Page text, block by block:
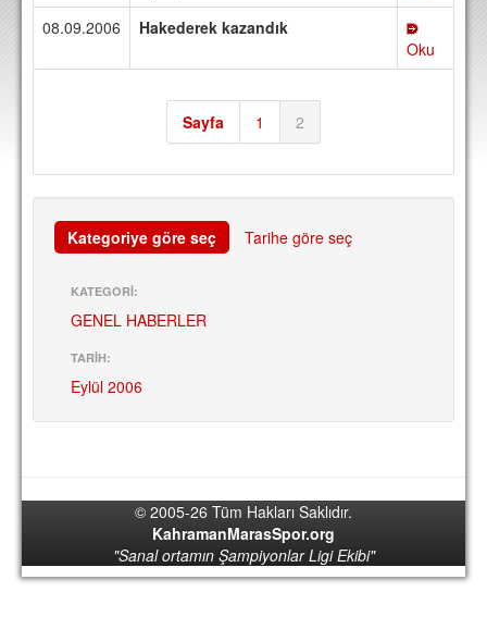
TRANSFERLER
TARAFTAR
LİSANSLI ÜRÜNLER
MULTİMEDYA
MARŞ & TEZAHÜRATLAR
KULÜP
AMBLEM
PERSONEL
SPONSORLAR
Sayfa 1 2
08.09.2006
Hakederek kazandık
Oku
Kategoriye göre seç Tarihe göre seç
KATEGORİ:
GENEL HABERLER
TARİH:
Eylül 2006
© 2005-26 Tüm Hakları Saklıdır.
KahramanMarasSpor.org
"Sanal ortamın Şampiyonlar Ligi Ekibi"